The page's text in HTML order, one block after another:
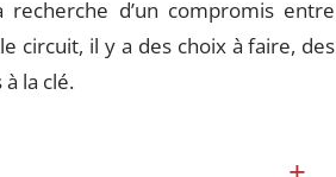
d’un compromis entre
circuit, il y a des choix à faire, des
la clé.